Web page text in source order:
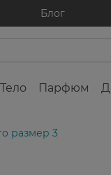
Блог
Тело Парфюм
размер 3